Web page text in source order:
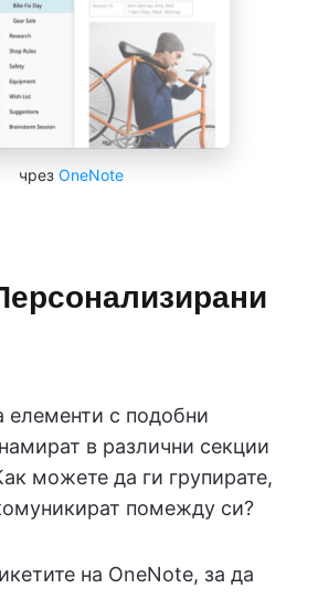
чрез OneNote
елементи с подобни
в различни секции
можете да ги групирате,
помежду си?
на OneNote, за да